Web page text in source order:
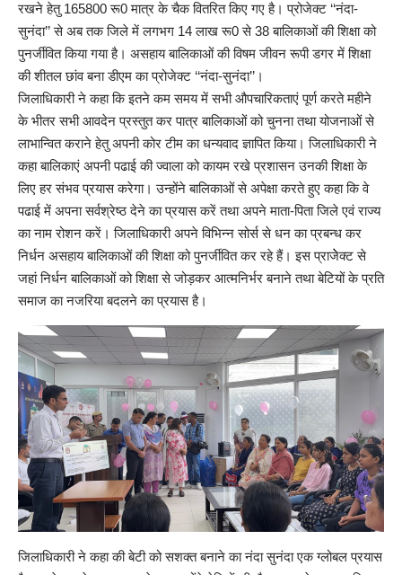
रखने हेतु 165800 रू0 मात्र के चैक वितरित किए गए है। प्रोजेक्ट ‘‘नंदा-
सुनंदा’’ से अब तक जिले में लगभग 14 लाख रू0 से 38 बालिकाओं की शिक्षा को
पुनर्जीवित किया गया है। असहाय बालिकाओं की विषम जीवन रूपी डगर में शिक्षा
की शीतल छांव बना डीएम का प्रोजेक्ट ‘‘नंदा-सुनंदा’’।
जिलाधिकारी ने कहा कि इतने कम समय में सभी औपचारिकताएं पूर्ण करते महीने
के भीतर सभी आवदेन प्रस्तुत कर पात्र बालिकाओं को चुनना तथा योजनाओं से
लाभान्वित कराने हेतु अपनी कोर टीम का धन्यवाद ज्ञापित किया। जिलाधिकारी ने
कहा बालिकाएं अपनी पढाई की ज्वाला को कायम रखे प्रशासन उनकी शिक्षा के
लिए हर संभव प्रयास करेगा। उन्होंने बालिकाओं से अपेक्षा करते हुए कहा कि वे
पढाई में अपना सर्वश्रेष्ठ देने का प्रयास करें तथा अपने माता-पिता जिले एवं राज्य
का नाम रोशन करें। जिलाधिकारी अपने विभिन्न सोर्स से धन का प्रबन्ध कर
निर्धन असहाय बालिकाओं की शिक्षा को पुनर्जीवित कर रहे हैं। इस प्राजेेक्ट से
जहां निर्धन बालिकाओं को शिक्षा से जोड़कर आत्मनिर्भर बनाने तथा बेटियों के प्रति
समाज का नजरिया बदलने का प्रयास है।
जिलाधिकारी ने कहा की बेटी को सशक्त बनाने का नंदा सुनंदा एक ग्लोबल प्रयास